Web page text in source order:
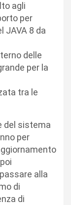
agli
per
JAVA 8 da
delle
per la
tra le
del sistema
per
alla
di
di